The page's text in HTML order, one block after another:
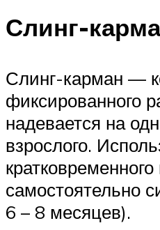
Слинг-
Слинг-карман —
фиксированного
надевается на
взрослого.
самостоятельно
6 – 8 месяцев).